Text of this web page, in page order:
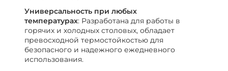
Универсальность при любых
температурах: Разработана для работы в
горячих и холодных столовых, обладает
превосходной термостойкостью для
безопасного и надежного ежедневного
использования.